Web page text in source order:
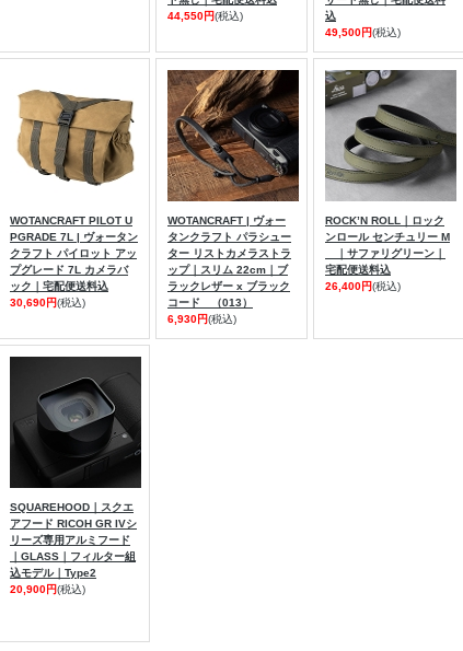
44,550円(税込)
込
49,500円(税込)
WOTANCRAFT PILOT U
PGRADE 7L | ヴォータン
クラフト パイロット アッ
プグレード 7L カメラバ
ック｜宅配便送料込
30,690円(税込)
WOTANCRAFT | ヴォー
タンクラフト パラシュー
ター リストカメラストラ
ップ｜スリム 22cm｜ブ
ラックレザー x ブラック
コード （013）
6,930円(税込)
ROCK’N ROLL｜ロック
ンロール センチュリー M
｜サファリグリーン｜
宅配便送料込
26,400円(税込)
SQUAREHOOD｜スクエ
アフード RICOH GR IVシ
リーズ専用アルミフード
｜GLASS｜フィルター組
込モデル｜Type2
20,900円(税込)